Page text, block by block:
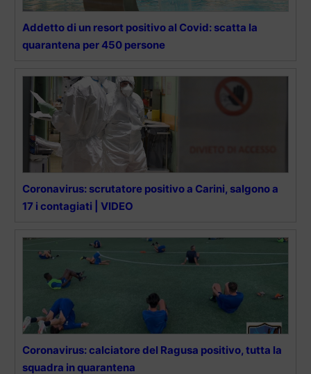
Addetto di un resort positivo al Covid: scatta la
quarantena per 450 persone
Coronavirus: scrutatore positivo a Carini, salgono a
17 i contagiati | VIDEO
Coronavirus: calciatore del Ragusa positivo, tutta la
squadra in quarantena